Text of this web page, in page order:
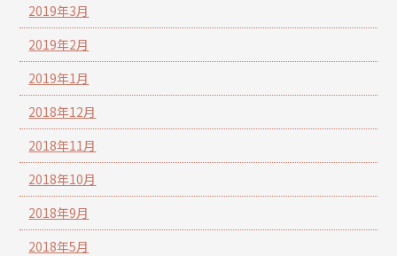
2019年3月
2019年2月
2019年1月
2018年12月
2018年11月
2018年10月
2018年9月
2018年5月